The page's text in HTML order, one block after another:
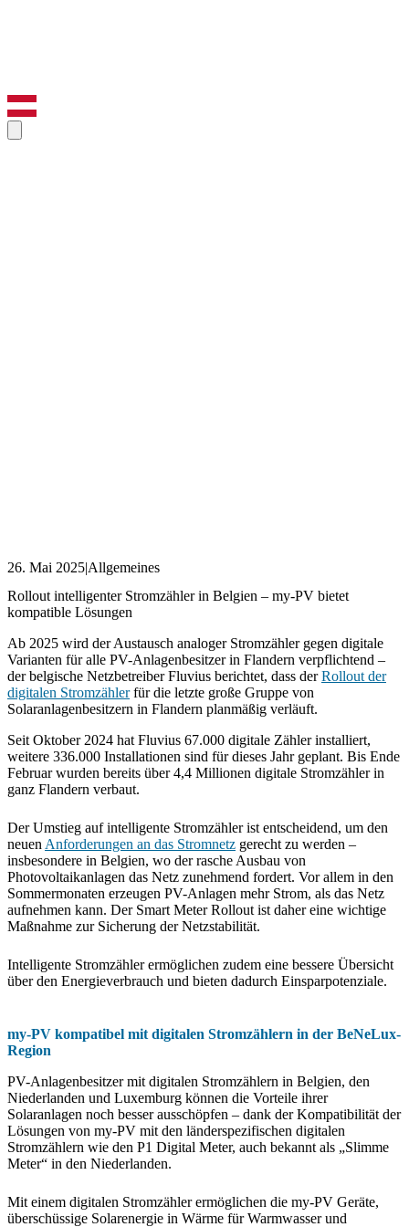
26. Mai 2025|Allgemeines
Rollout intelligenter Stromzähler in Belgien – my-PV bietet
kompatible Lösungen
Ab 2025 wird der Austausch analoger Stromzähler gegen digitale
Varianten für alle PV-Anlagenbesitzer in Flandern verpflichtend –
der belgische Netzbetreiber Fluvius berichtet, dass derRollout der
digitalen Stromzählerfür die letzte große Gruppe von
Solaranlagenbesitzern in Flandern planmäßig verläuft.
Seit Oktober 2024 hat Fluvius 67.000 digitale Zähler installiert,
weitere 336.000 Installationen sind für dieses Jahr geplant. Bis Ende
Februar wurden bereits über 4,4 Millionen digitale Stromzähler in
ganz Flandern verbaut.
Der Umstieg auf intelligente Stromzähler ist entscheidend, um den
neuenAnforderungen an das Stromnetz gerecht zu werden –
insbesondere in Belgien, wo der rasche Ausbau von
Photovoltaikanlagen das Netz zunehmend fordert. Vor allem in den
Sommermonaten erzeugen PV-Anlagen mehr Strom, als das Netz
aufnehmen kann. Der Smart Meter Rollout ist daher eine wichtige
Maßnahme zur Sicherung der Netzstabilität.
Intelligente Stromzähler ermöglichen zudem eine bessere Übersicht
über den Energieverbrauch und bieten dadurch Einsparpotenziale.
my-PV kompatibel mit digitalen Stromzählern in der BeNeLux-
Region
PV-Anlagenbesitzer mit digitalen Stromzählern in Belgien, den
Niederlanden und Luxemburg können die Vorteile ihrer
Solaranlagen noch besser ausschöpfen – dank der Kompatibilität der
Lösungen von my-PV mit den länderspezifischen digitalen
Stromzählern wie den P1 Digital Meter, auch bekannt als „Slimme
Meter“ in den Niederlanden.
Mit einem digitalen Stromzähler ermöglichen die my-PV Geräte,
überschüssige Solarenergie in Wärme für Warmwasser und